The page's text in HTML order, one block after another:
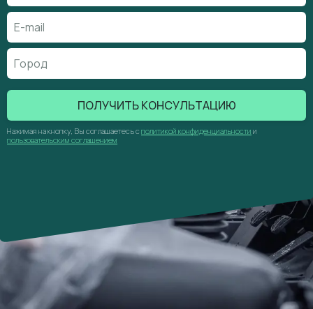
Нажимая на кнопку, Вы соглашаетесь с политикой конфиденциальности и
пользовательским соглашением
ПОЛУЧИТЬ КОНСУЛЬТАЦИЮ